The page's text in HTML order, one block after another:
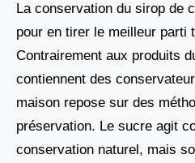
La conservation du sirop de
pour en tirer le meilleur parti
Contrairement aux produits
contiennent des
maison repose sur des
préservation. Le sucre agit
conservation naturel, mais